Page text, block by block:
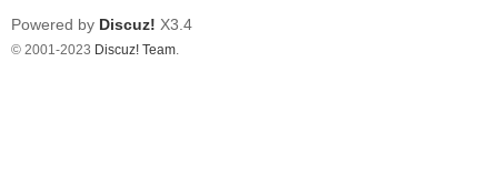
Powered by Discuz! X3.4
© 2001-2023 Discuz! Team.